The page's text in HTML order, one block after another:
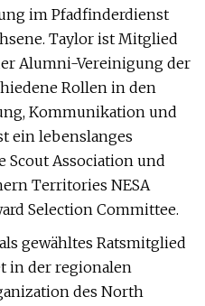
im Pfadfinderdienst
Taylor ist Mitglied
Alumni-Vereinigung der
Rollen in den
Kommunikation und
ein lebenslanges
Scout Association und
Territories NESA
Selection Committee.
gewähltes Ratsmitglied
in der regionalen
des North